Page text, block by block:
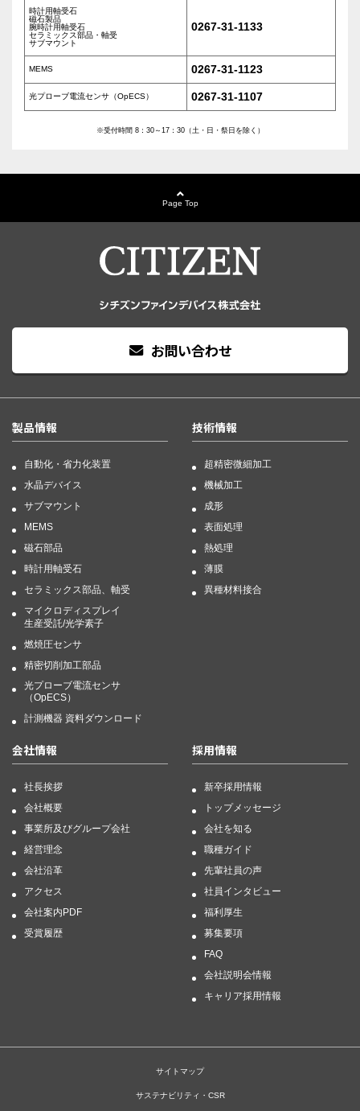
時計用軸受石
磁石製品
腕時計用軸受石
セラミックス部品・軸受
サブマウント
0267-31-1133
MEMS 0267-31-1123
光プローブ電流センサ（OpECS） 0267-31-1107
※受付時間 8：30～17：30（土・日・祭日を除く）
Page Top
お問い合わせ
製品情報
自動化・省力化装置
水晶デバイス
サブマウント
MEMS
磁石部品
時計用軸受石
セラミックス部品、軸受
マイクロディスプレイ
生産受託/光学素子
燃焼圧センサ
精密切削加工部品
光プローブ電流センサ
（OpECS）
計測機器 資料ダウンロード
技術情報
超精密微細加工
機械加工
成形
表面処理
熱処理
薄膜
異種材料接合
会社情報
社長挨拶
会社概要
事業所及びグループ会社
経営理念
会社沿革
アクセス
会社案内PDF
受賞履歴
採用情報
新卒採用情報
トップメッセージ
会社を知る
職種ガイド
先輩社員の声
社員インタビュー
福利厚生
募集要項
FAQ
会社説明会情報
キャリア採用情報
サイトマップ
サステナビリティ・CSR